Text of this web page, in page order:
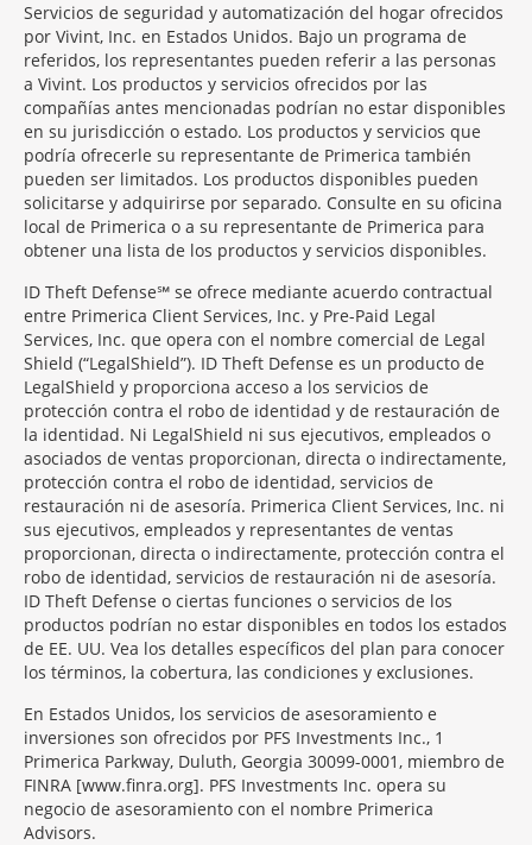
Servicios de seguridad y automatización del hogar ofrecidos
por Vivint, Inc. en Estados Unidos. Bajo un programa de
referidos, los representantes pueden referir a las personas
a Vivint. Los productos y servicios ofrecidos por las
compañías antes mencionadas podrían no estar disponibles
en su jurisdicción o estado. Los productos y servicios que
podría ofrecerle su representante de Primerica también
pueden ser limitados. Los productos disponibles pueden
solicitarse y adquirirse por separado. Consulte en su oficina
local de Primerica o a su representante de Primerica para
obtener una lista de los productos y servicios disponibles.
ID Theft Defense℠ se ofrece mediante acuerdo contractual
entre Primerica Client Services, Inc. y Pre-Paid Legal
Services, Inc. que opera con el nombre comercial de Legal
Shield (“LegalShield”). ID Theft Defense es un producto de
LegalShield y proporciona acceso a los servicios de
protección contra el robo de identidad y de restauración de
la identidad. Ni LegalShield ni sus ejecutivos, empleados o
asociados de ventas proporcionan, directa o indirectamente,
protección contra el robo de identidad, servicios de
restauración ni de asesoría. Primerica Client Services, Inc. ni
sus ejecutivos, empleados y representantes de ventas
proporcionan, directa o indirectamente, protección contra el
robo de identidad, servicios de restauración ni de asesoría.
ID Theft Defense o ciertas funciones o servicios de los
productos podrían no estar disponibles en todos los estados
de EE. UU. Vea los detalles específicos del plan para conocer
los términos, la cobertura, las condiciones y exclusiones.
En Estados Unidos, los servicios de asesoramiento e
inversiones son ofrecidos por PFS Investments Inc., 1
Primerica Parkway, Duluth, Georgia 30099-0001, miembro de
FINRA [www.finra.org]. PFS Investments Inc. opera su
negocio de asesoramiento con el nombre Primerica
Advisors.